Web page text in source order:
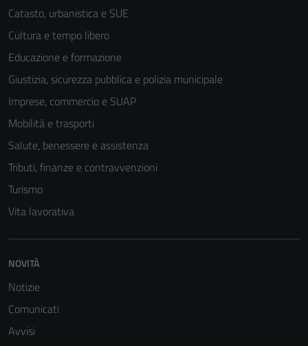
Catasto, urbanistica e SUE
Cultura e tempo libero
Educazione e formazione
Giustizia, sicurezza pubblica e polizia municipale
Imprese, commercio e SUAP
Mobilità e trasporti
Salute, benessere e assistenza
Tributi, finanze e contravvenzioni
Turismo
Vita lavorativa
NOVITÀ
Notizie
Comunicati
Avvisi